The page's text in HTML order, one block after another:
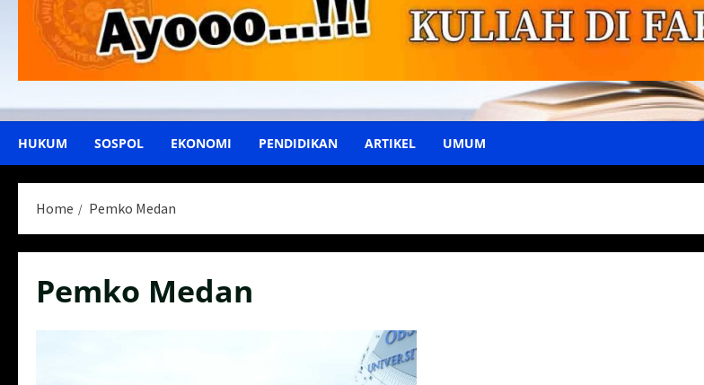
HUKUM SOSPOL EKONOMI PENDIDIKAN ARTIKEL UMUM
Home Pemko Medan
Pemko Medan